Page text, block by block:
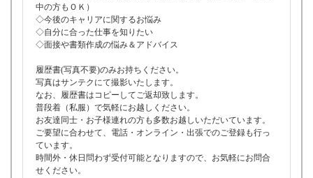
中の方もＯＫ）
◇今後のキャリアに関するお悩み
◇自分に合った仕事を知りたい
◇面接や書類作成の悩み＆アドバイス
履歴書(写真不要)のみお持ちください。
写真はサンテクにて撮影いたします。
なお、履歴書はコピーしてご返却致します。
普段着（私服）で気軽にお越しください。
お友達同士・お子様連れの方も多数お越しいただいています。
ご要望に合わせて、電話・オンライン・出張でのご登録も行っ
ています。
時間外・休日問わず受付可能となりますので、お気軽にお問合
せください。